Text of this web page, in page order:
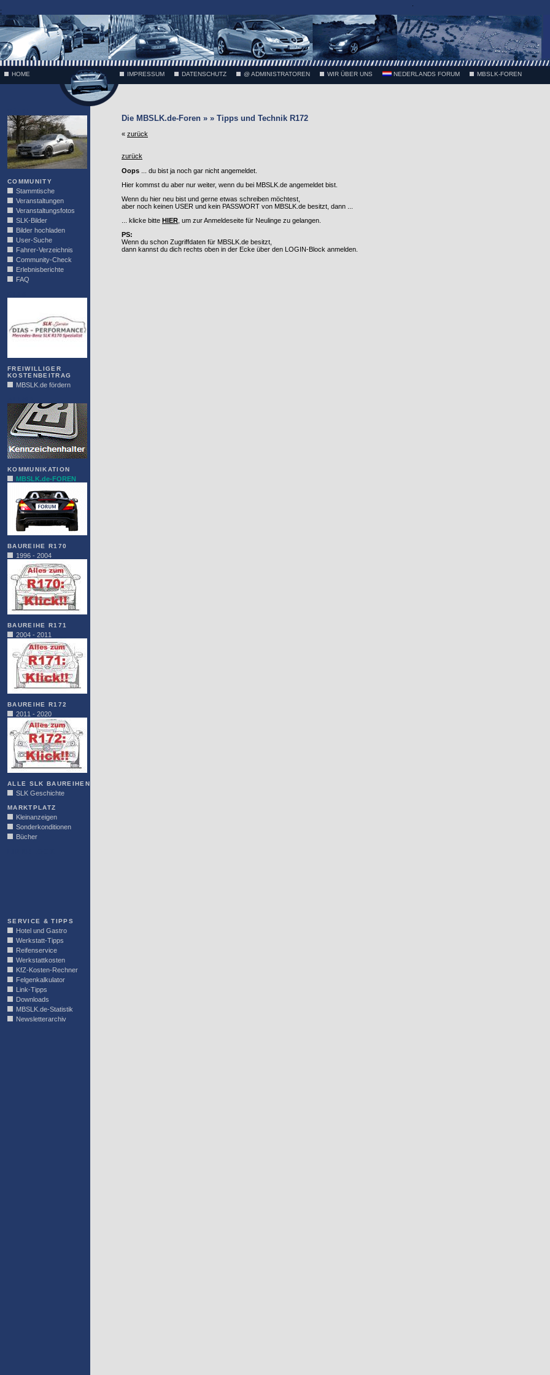
;
HOME IMPRESSUM DATENSCHUTZ @ ADMINISTRATOREN WIR ÜBER UNS NEDERLANDS FORUM MBSLK-FOREN
COMMUNITY
Stammtische
Veranstaltungen
Veranstaltungsfotos
SLK-Bilder
Bilder hochladen
User-Suche
Fahrer-Verzeichnis
Community-Check
Erlebnisberichte
FAQ
FREIWILLIGER
KOSTENBEITRAG
MBSLK.de fördern
KOMMUNIKATION
MBSLK.de-FOREN
BAUREIHE R170
1996 - 2004
BAUREIHE R171
2004 - 2011
BAUREIHE R172
2011 - 2020
ALLE SLK BAUREIHEN
SLK Geschichte
MARKTPLATZ
Kleinanzeigen
Sonderkonditionen
Bücher
SERVICE & TIPPS
Hotel und Gastro
Werkstatt-Tipps
Reifenservice
Werkstattkosten
KfZ-Kosten-Rechner
Felgenkalkulator
Link-Tipps
Downloads
MBSLK.de-Statistik
Newsletterarchiv
Die MBSLK.de-Foren » » Tipps und Technik R172
« zurück
zurück
Oops ... du bist ja noch gar nicht angemeldet.
Hier kommst du aber nur weiter, wenn du bei MBSLK.de angemeldet bist.
Wenn du hier neu bist und gerne etwas schreiben möchtest,
aber noch keinen USER und kein PASSWORT von MBSLK.de besitzt, dann ...
... klicke bitte HIER , um zur Anmeldeseite für Neulinge zu gelangen.
PS:
Wenn du schon Zugriffdaten für MBSLK.de besitzt,
dann kannst du dich rechts oben in der Ecke über den LOGIN-Block anmelden.